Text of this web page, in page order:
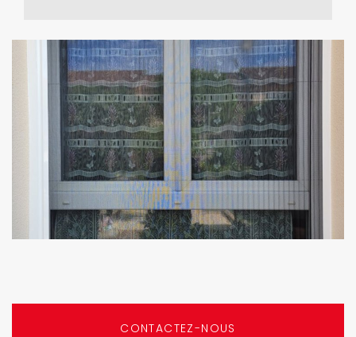
CONTACTEZ-NOUS